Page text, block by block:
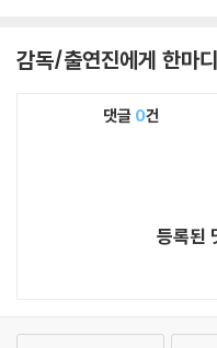
감독/출연진에게 한마디
댓글 0건
등록된